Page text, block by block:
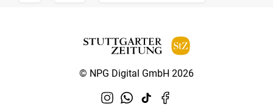
© NPG Digital GmbH 2026